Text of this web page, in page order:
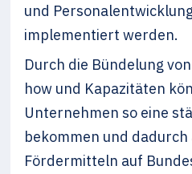
und
implementiert werden.
Durch die Bündelung
how und Kapazitäten
Unternehmen so eine
bekommen und dadurch
Fördermitteln auf